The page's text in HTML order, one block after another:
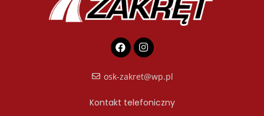
osk-zakret@wp.pl
Kontakt telefoniczny